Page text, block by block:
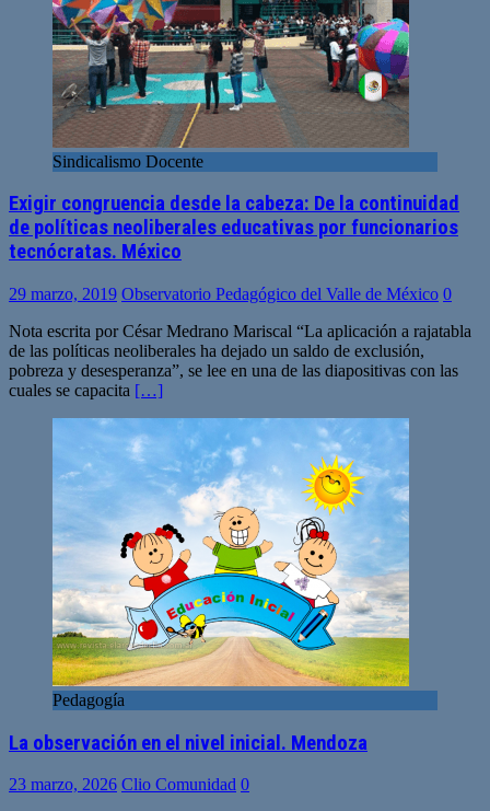
Sindicalismo Docente
Exigir congruencia desde la cabeza: De la continuidad
de políticas neoliberales educativas por funcionarios
tecnócratas. México
29 marzo, 2019 Observatorio Pedagógico del Valle de México 0
Nota escrita por César Medrano Mariscal “La aplicación a rajatabla
de las políticas neoliberales ha dejado un saldo de exclusión,
pobreza y desesperanza”, se lee en una de las diapositivas con las
cuales se capacita […]
Pedagogía
La observación en el nivel inicial. Mendoza
23 marzo, 2026 Clio Comunidad 0